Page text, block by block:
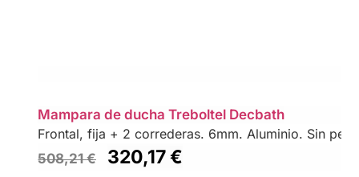
Mampara de ducha Treboltel Decbath
Frontal, fija + 2 correderas. 6mm. Aluminio. Sin
508,21€ 320,17€